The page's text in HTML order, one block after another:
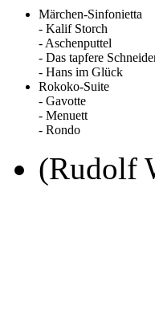
Märchen-Sinfonietta
- Kalif Storch
- Aschenputtel
- Das tapfere
- Hans im Glück
Rokoko-Suite
- Gavotte
- Menuett
- Rondo
(Rudolf